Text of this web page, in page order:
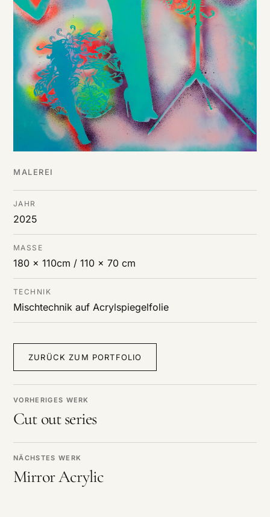
VORHERIGES WERK
Cut out series
NÄCHSTES WERK
Mirror Acrylic
MALEREI
JAHR
2025
MASSE
180 x 110cm / 110 x 70 cm
TECHNIK
Mischtechnik auf Acrylspiegelfolie
ZURÜCK ZUM PORTFOLIO